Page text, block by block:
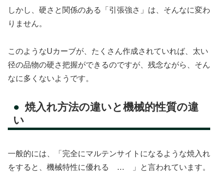
しかし、硬さと関係のある「引張強さ」は、そんなに変わ
りません。
このようなUカーブが、たくさん作成されていれば、太い
径の品物の硬さ把握ができるのですが、残念ながら、そん
なに多くないようです。
焼入れ方法の違いと機械的性質の違
い
一般的には、「完全にマルテンサイトになるような焼入れ
をすると、機械特性に優れる … 」と言われています。